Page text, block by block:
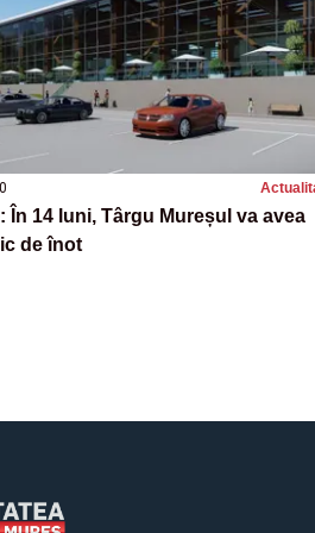
În 14 luni, Târgu Mureșul va avea
de înot